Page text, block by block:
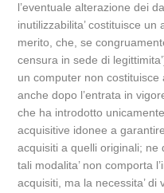
l’eventuale alterazione dei
inutilizzabilita’ costituisce
merito, che, se
censura in sede di
un computer non
anche dopo l’entrata in
che ha introdotto
acquisitive idonee a
acquisiti a quelli originali; ne
tali modalita’ non comporta
acquisiti, ma la necessita’ di